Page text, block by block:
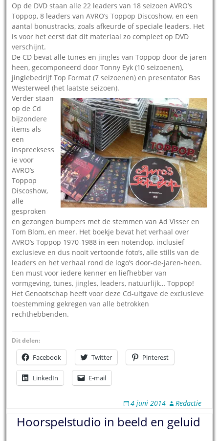
Op de DVD staan alle 22 leaders van 18 seizoen AVRO’s
Toppop, 8 leaders van AVRO’s Toppop Discoshow, en een
aantal bonustracks, zoals afkeurde of speciale leaders. Het
is voor het eerst dat dit materiaal zo compleet op DVD
verschijnt.
De CD bevat alle tunes en jingles van Toppop door de jaren
heen, gecomponeerd door Tonny Eyk (10 seizoenen),
jinglebedrijf Top Format (7 seizoenen) en presentator Bas
Westerweel (het laatste seizoen).
Verder staan
op de Cd
bijzondere
items als
een
inspreeksess
ie voor
AVRO’s
Toppop
Discoshow,
alle
gesproken
en gezongen bumpers met de stemmen van Ad Visser en
Tom Blom, en meer. Het boekje bevat het verhaal over
AVRO’s Toppop 1970-1988 in een notendop, inclusief
exclusieve en dus nooit vertoonde foto’s, alle stills van de
leaders en het verhaal rond de logo’s door-de-jaren-heen.
Een must voor iedere kenner en liefhebber van
vormgeving, tunes, jingles, leaders, natuurlijk… Toppop!
Het Genootschap heeft voor deze Cd-uitgave de exclusieve
toestemming gekregen van alle betrokken
rechthebbenden.
Dit delen:
Facebook Twitter Pinterest
LinkedIn E-mail
4 juni 2014 Redactie
Hoorspelstudio in beeld en geluid